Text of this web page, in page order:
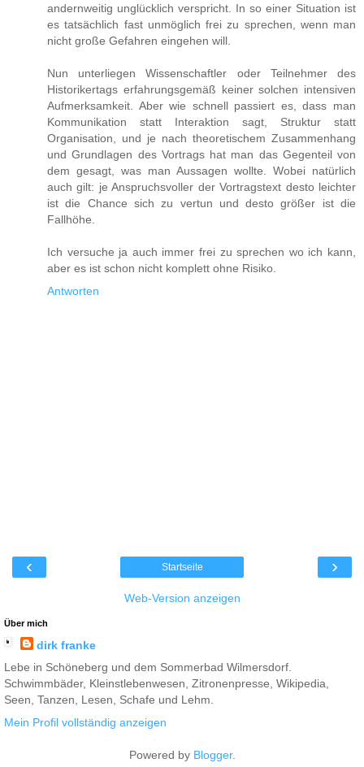
andernweitig unglücklich verspricht. In so einer Situation ist
es tatsächlich fast unmöglich frei zu sprechen, wenn man
nicht große Gefahren eingehen will.
Nun unterliegen Wissenschaftler oder Teilnehmer des
Historikertags erfahrungsgemäß keiner solchen intensiven
Aufmerksamkeit. Aber wie schnell passiert es, dass man
Kommunikation statt Interaktion sagt, Struktur statt
Organisation, und je nach theoretischem Zusammenhang
und Grundlagen des Vortrags hat man das Gegenteil von
dem gesagt, was man Aussagen wollte. Wobei natürlich
auch gilt: je Anspruchsvoller der Vortragstext desto leichter
ist die Chance sich zu vertun und desto größer ist die
Fallhöhe.
Ich versuche ja auch immer frei zu sprechen wo ich kann,
aber es ist schon nicht komplett ohne Risiko.
Antworten
‹ ›
Startseite
Web-Version anzeigen
Über mich
dirk franke
Lebe in Schöneberg und dem Sommerbad Wilmersdorf.
Schwimmbäder, Kleinstlebenwesen, Zitronenpresse, Wikipedia,
Seen, Tanzen, Lesen, Schafe und Lehm.
Mein Profil vollständig anzeigen
Powered by Blogger.